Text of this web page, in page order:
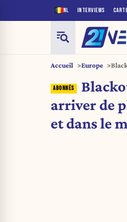
NL INTERVIEWS
Accueil Europe
arriver de
et dans le